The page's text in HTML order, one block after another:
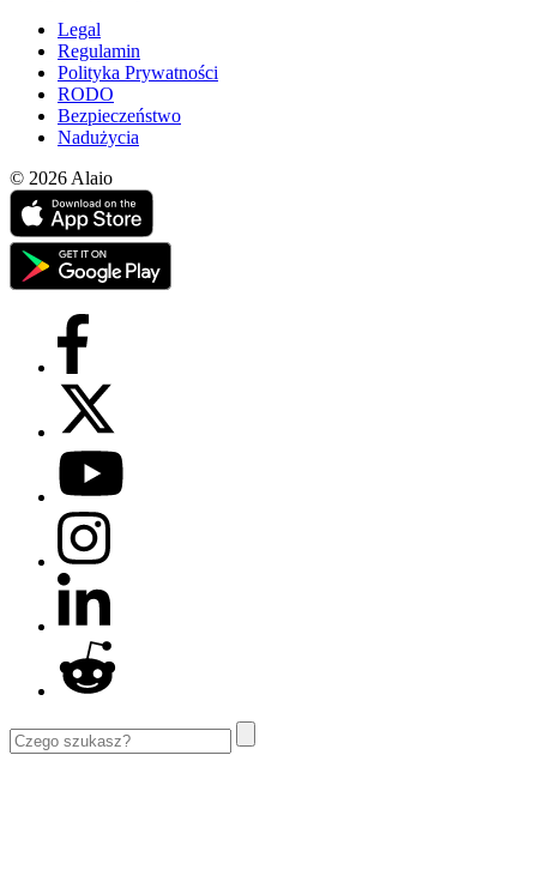
Legal
Regulamin
Polityka Prywatności
RODO
Bezpieczeństwo
Nadużycia
© 2026 Alaio